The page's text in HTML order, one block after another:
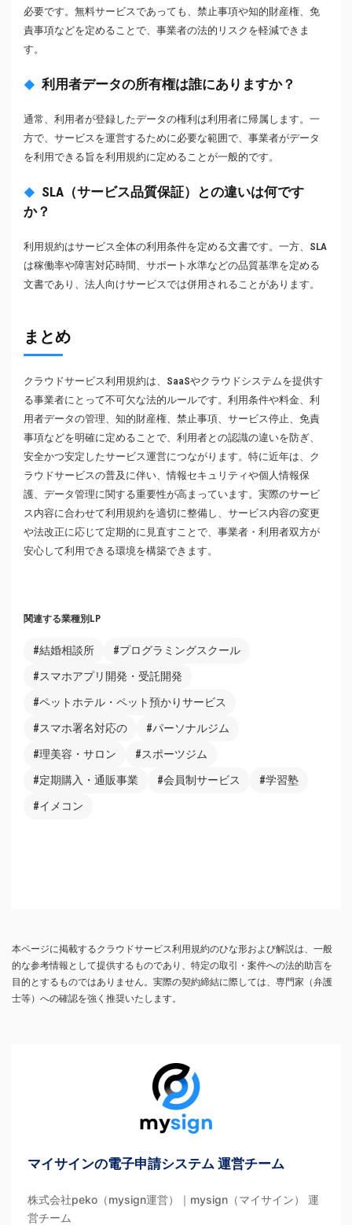
必要です。無料サービスであっても、禁止事項や知的財産権、免
責事項などを定めることで、事業者の法的リスクを軽減できま
す。
利用者データの所有権は誰にありますか？
通常、利用者が登録したデータの権利は利用者に帰属します。一
方で、サービスを運営するために必要な範囲で、事業者がデータ
を利用できる旨を利用規約に定めることが一般的です。
SLA（サービス品質保証）との違いは何です
か？
利用規約はサービス全体の利用条件を定める文書です。一方、SLA
は稼働率や障害対応時間、サポート水準などの品質基準を定める
文書であり、法人向けサービスでは併用されることがあります。
まとめ
クラウドサービス利用規約は、SaaSやクラウドシステムを提供す
る事業者にとって不可欠な法的ルールです。利用条件や料金、利
用者データの管理、知的財産権、禁止事項、サービス停止、免責
事項などを明確に定めることで、利用者との認識の違いを防ぎ、
安全かつ安定したサービス運営につながります。特に近年は、ク
ラウドサービスの普及に伴い、情報セキュリティや個人情報保
護、データ管理に関する重要性が高まっています。実際のサービ
ス内容に合わせて利用規約を適切に整備し、サービス内容の変更
や法改正に応じて定期的に見直すことで、事業者・利用者双方が
安心して利用できる環境を構築できます。
関連する業種別LP
#結婚相談所 #プログラミングスクール
#スマホアプリ開発・受託開発
#ペットホテル・ペット預かりサービス
#スマホ署名対応の #パーソナルジム
#理美容・サロン #スポーツジム
#定期購入・通販事業 #会員制サービス #学習塾
#イメコン
本ページに掲載するクラウドサービス利用規約のひな形および解説は、一般
的な参考情報として提供するものであり、特定の取引・案件への法的助言を
目的とするものではありません。実際の契約締結に際しては、専門家（弁護
士等）への確認を強く推奨いたします。
マイサインの電子申請システム 運営チーム
株式会社peko（mysign運営）｜mysign（マイサイン） 運
営チーム